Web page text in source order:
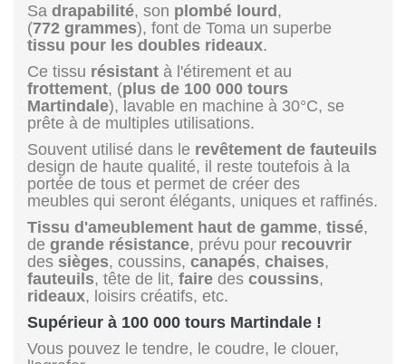
Sa drapabilité, son plombé lourd,
(772 grammes), font de Toma un superbe
tissu pour les doubles rideaux.
Ce tissu résistant à l'étirement et au
frottement, (plus de 100 000 tours
Martindale), lavable en machine à 30°C, se
prête à de multiples utilisations.
Souvent utilisé dans le revêtement de fauteuils
design de haute qualité, il reste toutefois à la
portée de tous et permet de créer des
meubles qui seront élégants, uniques et raffinés.
Tissu d'ameublement haut de gamme, tissé,
de grande résistance, prévu pour recouvrir
des sièges, coussins, canapés, chaises,
fauteuils, tête de lit, faire des coussins,
rideaux, loisirs créatifs, etc.
Supérieur à 100 000 tours Martindale !
Vous pouvez le tendre, le coudre, le clouer,